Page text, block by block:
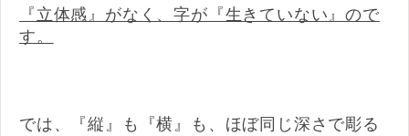
『立体感』がなく、字が『生きていない』ので
す。
では、『縦』も『横』も、ほぼ同じ深さで彫る